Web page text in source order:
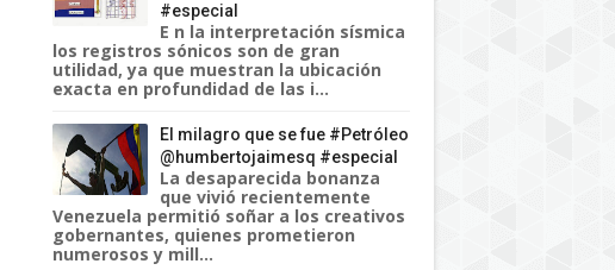
#especial
E n la interpretación sísmica
los registros sónicos son de gran
utilidad, ya que muestran la ubicación
exacta en profundidad de las i...
El milagro que se fue #Petróleo
@humbertojaimesq #especial
La desaparecida bonanza
que vivió recientemente
Venezuela permitió soñar a los creativos
gobernantes, quienes prometieron
numerosos y mill...